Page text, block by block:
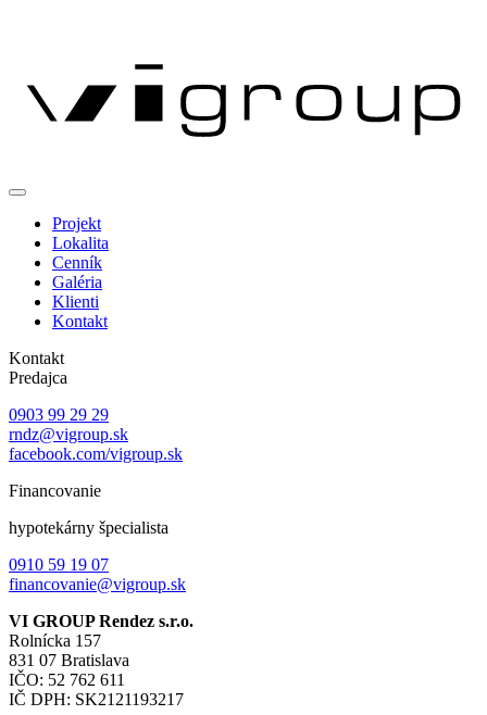
Projekt
Lokalita
Cenník
Galéria
Klienti
Kontakt
Kontakt
Predajca
0903 99 29 29
rndz@vigroup.sk
facebook.com/vigroup.sk
Financovanie
hypotekárny špecialista
0910 59 19 07
financovanie@vigroup.sk
VI GROUP Rendez s.r.o.
Rolnícka 157
831 07 Bratislava
IČO: 52 762 611
IČ DPH: SK2121193217